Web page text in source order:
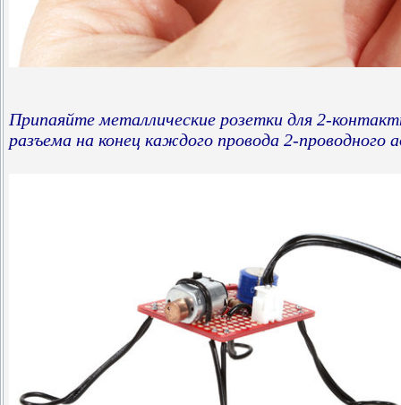
Припаяйте металлические розетки для 2-
разъема на конец каждого провода 2-проводного